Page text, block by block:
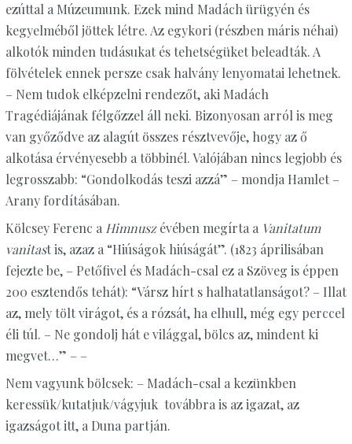
ezúttal a Múzeumunk. Ezek mind Madách ürügyén és
kegyelméből jöttek létre. Az egykori (részben máris néhai)
alkotók minden tudásukat és tehetségüket beleadták. A
fölvételek ennek persze csak halvány lenyomatai lehetnek.
– Nem tudok elképzelni rendezőt, aki Madách
Tragédiájának félgőzzel áll neki. Bizonyosan arról is meg
van győződve az alagút összes résztvevője, hogy az ő
alkotása érvényesebb a többinél. Valójában nincs legjobb és
legrosszabb: “Gondolkodás teszi azzá” – mondja Hamlet –
Arany fordításában.
Kölcsey Ferenc a Himnuszévében megírta a Vanitatum
vanitast is, azaz a “Hiúságok hiúságát”. (1823 áprilisában
fejezte be, – Petőfivel és Madách-csal ez a Szöveg is éppen
200 esztendős tehát): “Vársz hírt s halhatatlanságot? – Illat
az, mely tölt virágot, és a rózsát, ha elhull, még egy perccel
éli túl. – Ne gondolj hát e világgal, bölcs az, mindent ki
megvet…” – –
Nem vagyunk bölcsek: – Madách-csal a kezünkben
keressük/kutatjuk/vágyjuk továbbra is az igazat, az
igazságot itt, a Duna partján.